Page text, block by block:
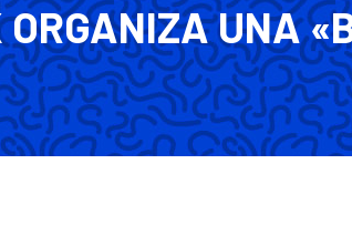
ORGANIZA UNA